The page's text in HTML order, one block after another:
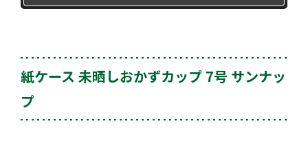
紙ケース 未晒しおかずカップ 7号 サンナッ
プ